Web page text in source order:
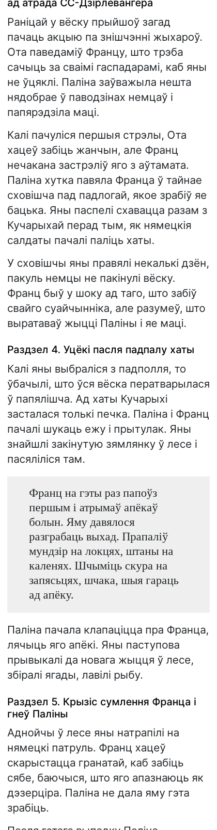
ад атрада СС-Дзірлевангера
Раніцай у вёску прыйшоў загад
пачаць акцыю па знішчэнні жыхароў.
Ота паведаміў Францу, што трэба
сачыць за сваімі гаспадарамі, каб яны
не ўцяклі. Паліна заўважыла нешта
нядобрае ў паводзінах немцаў і
папярэдзіла маці.
Калі пачуліся першыя стрэлы, Ота
хацеў забіць жанчын, але Франц
нечакана застрэліў яго з аўтамата.
Паліна хутка павяла Франца ў тайнае
сховішча пад падлогай, якое зрабіў яе
бацька. Яны паспелі схавацца разам з
Кучарыхай перад тым, як нямецкія
салдаты пачалі паліць хаты.
У сховішчы яны правялі некалькі дзён,
пакуль немцы не пакінулі вёску.
Франц быў у шоку ад таго, што забіў
свайго суайчынніка, але разумеў, што
выратаваў жыцці Паліны і яе маці.
Раздзел 4. Уцёкі пасля падпалу хаты
Калі яны выбраліся з падполля, то
ўбачылі, што ўся вёска ператварылася
ў папялішча. Ад хаты Кучарыхі
засталася толькі печка. Паліна і Франц
пачалі шукаць ежу і прытулак. Яны
знайшлі закінутую зямлянку ў лесе і
пасяліліся там.
Франц на гэты раз папоўз
першым і атрымаў апёкаў
болын. Яму давялося
разграбаць выхад. Прапаліў
мундзір на локцях, штаны на
каленях. Шчыміць скура на
запясьцях, шчака, шыя гараць
ад апёку.
Паліна пачала клапаціцца пра Франца,
лячыць яго апёкі. Яны паступова
прывыкалі да новага жыцця ў лесе,
збіралі ягады, лавілі рыбу.
Раздзел 5. Крызіс сумлення Франца і
гнеў Паліны
Аднойчы ў лесе яны натрапілі на
нямецкі патруль. Франц хацеў
скарыстацца гранатай, каб забіць
сябе, баючыся, што яго апазнаюць як
дэзерціра. Паліна не дала яму гэта
зрабіць.